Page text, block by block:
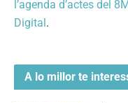
l’agenda d’actes del 8M
Digital.
A lo millor te